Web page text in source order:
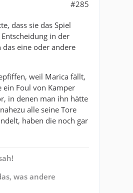
#285
dass sie das Spiel
in der
eine oder andere
weil Marica fällt,
ein Foul von Kamper
in denen man ihn hätte
alle seine Tore
haben die noch gar
was andere